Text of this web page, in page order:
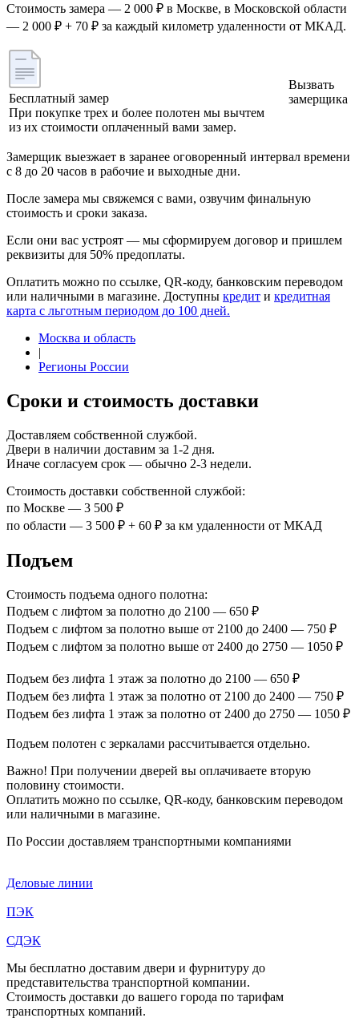
Стоимость замера — 2 000 ₽ в Москве, в Московской области
— 2 000 ₽ + 70 ₽ за каждый километр удаленности от МКАД.
Бесплатный замер
При покупке трех и более полотен мы вычтем
из их стоимости оплаченный вами замер.
Вызвать
замерщика
Замерщик выезжает в заранее оговоренный интервал времени
с 8 до 20 часов в рабочие и выходные дни.
После замера мы свяжемся с вами, озвучим финальную
стоимость и сроки заказа.
Если они вас устроят — мы сформируем договор и пришлем
реквизиты для 50% предоплаты.
Оплатить можно по ссылке, QR-коду, банковским переводом
или наличными в магазине. Доступны кредит и кредитная
карта с льготным периодом до 100 дней.
Москва и область
|
Регионы России
Сроки и стоимость доставки
Доставляем собственной службой.
Двери в наличии доставим за 1-2 дня.
Иначе согласуем срок — обычно 2-3 недели.
Стоимость доставки собственной службой:
по Москве — 3 500 ₽
по области — 3 500 ₽ + 60 ₽ за км удаленности от МКАД
Подъем
Стоимость подъема одного полотна:
Подъем с лифтом за полотно до 2100 — 650 ₽
Подъем с лифтом за полотно выше от 2100 до 2400 — 750 ₽
Подъем с лифтом за полотно выше от 2400 до 2750 — 1050 ₽
Подъем без лифта 1 этаж за полотно до 2100 — 650 ₽
Подъем без лифта 1 этаж за полотно от 2100 до 2400 — 750 ₽
Подъем без лифта 1 этаж за полотно от 2400 до 2750 — 1050 ₽
Подъем полотен с зеркалами рассчитывается отдельно.
Важно! При получении дверей вы оплачиваете вторую
половину стоимости.
Оплатить можно по ссылке, QR-коду, банковским переводом
или наличными в магазине.
По России доставляем транспортными компаниями
Деловые линии
ПЭК
СДЭК
Мы бесплатно доставим двери и фурнитуру до
представительства транспортной компании.
Стоимость доставки до вашего города по тарифам
транспортных компаний.